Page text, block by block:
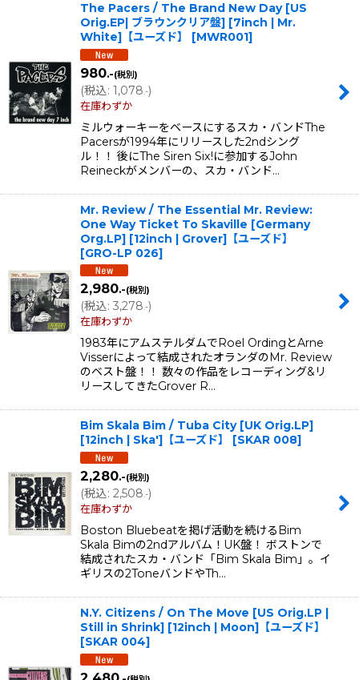
The Pacers ‎/ The Brand New Day [US
Orig.EP| ブラウンクリア盤] [7inch | Mr.
White]【ユーズド】
[MWR001]
980.-(税別)
(税込: 1,078.-)
在庫わずか
ミルウォーキーをベースにするスカ・バンドThe
Pacersが1994年にリリースした2ndシング
ル！！ 後にThe Siren Six!に参加するJohn
Reineckがメンバーの、スカ・バンド…
Mr. Review / The Essential Mr. Review:
One Way Ticket To Skaville [Germany
Org.LP] [12inch | Grover]【ユーズド】
[GRO-LP 026]
2,980.-(税別)
(税込: 3,278.-)
在庫わずか
1983年にアムステルダムでRoel OrdingとArne
Visserによって結成されたオランダのMr. Review
のベスト盤！！ 数々の作品をレコーディング&リ
リースしてきたGrover R…
Bim Skala Bim / Tuba City [UK Orig.LP]
[12inch | Ska']【ユーズド】
[SKAR 008]
2,280.-(税別)
(税込: 2,508.-)
在庫わずか
Boston Bluebeatを掲げ活動を続けるBim
Skala Bimの2ndアルバム！UK盤！ ボストンで
結成されたスカ・バンド「Bim Skala Bim」。イ
ギリスの2ToneバンドやTh…
N.Y. Citizens / On The Move [US Orig.LP |
Still in Shrink] [12inch | Moon]【ユーズド】
[SKAR 004]